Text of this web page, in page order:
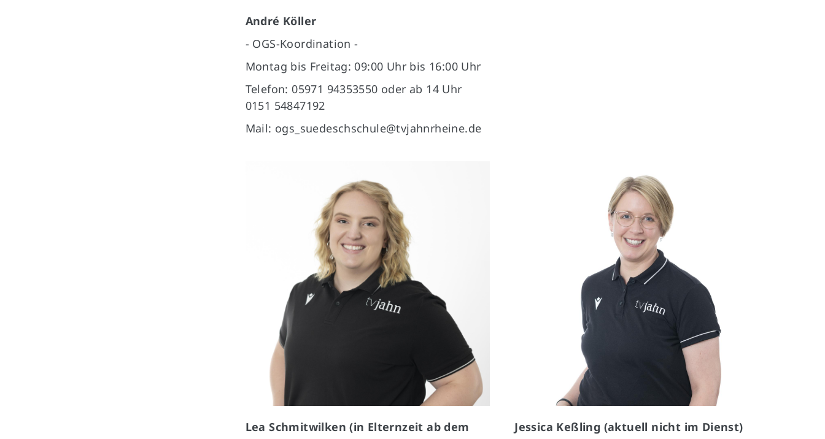
André Köller
- OGS-Koordination -
Montag bis Freitag: 09:00 Uhr bis 16:00 Uhr
Telefon: 05971 94353550 oder ab 14 Uhr
0151 54847192
Mail: ogs_suedeschschule@tvjahnrheine.de
Lea Schmitwilken (in Elternzeit ab dem
Jessica Keßling (aktuell nicht im Dienst)